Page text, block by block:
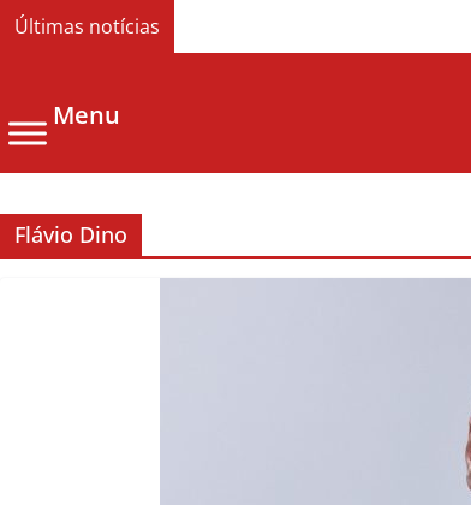
Últimas notícias
Menu
Flávio Dino